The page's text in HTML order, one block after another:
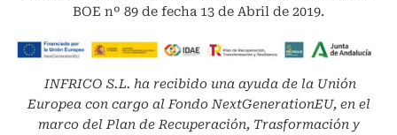
BOE nº 89 de fecha 13 de Abril de 2019.
INFRICO S.L. ha recibido una ayuda de la Unión
Europea con cargo al Fondo NextGenerationEU, en el
marco del Plan de Recuperación, Trasformación y